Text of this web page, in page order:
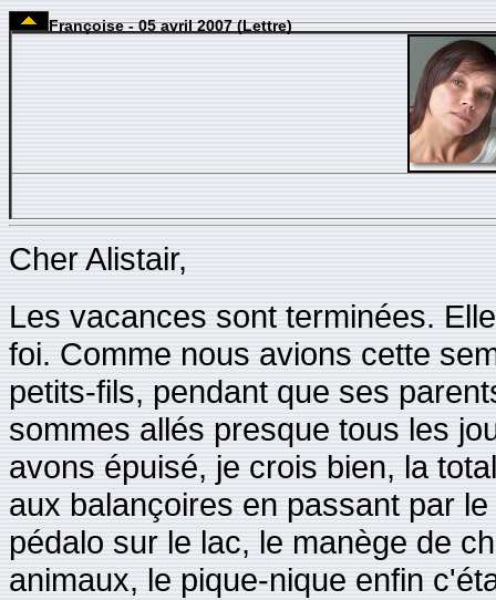
Françoise - 05 avril 2007 (Lettre)
Cher Alistair,
Les vacances sont terminées.
foi. Comme nous avions cette
petits-fils, pendant que ses
sommes allés presque tous les
avons épuisé, je crois bien, la
aux balançoires en passant par
pédalo sur le lac, le manège de
animaux, le pique-nique enfin